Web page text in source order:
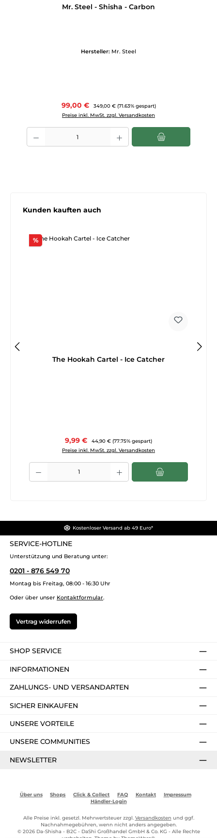
Mr. Steel - Shisha - Carbon
Hersteller: Mr. Steel
Verkaufspreis:
99,00 € Regulärer Preis:
349,00 € (71.63% gespart)
Preise inkl. MwSt. zzgl. Versandkosten
Produkt Anzahl: Gib den gewünschten Wert ein oder benutze die
Produktgalerie überspringen
Kunden kauften auch
%Rabatt
The Hookah Cartel - Ice Catcher
Verkaufspreis:
9,99 € Regulärer Preis:
44,90 € (77.75% gespart)
Preise inkl. MwSt. zzgl. Versandkosten
Produkt Anzahl: Gib den gewünschten Wert ein oder benutze die
Kostenloser Versand ab 49 Euro*
SERVICE-HOTLINE
Unterstützung und Beratung unter:
0201 - 876 549 70
Montag bis Freitag, 08:00 - 16:30 Uhr
Oder über unser Kontaktformular.
Vertrag widerrufen
SHOP SERVICE
INFORMATIONEN
ZAHLUNGS- UND VERSANDARTEN
SICHER EINKAUFEN
UNSERE VORTEILE
UNSERE COMMUNITIES
NEWSLETTER
Über uns Shops Click & Collect FAQ Kontakt
Impressum
Händler-Login
Alle Preise inkl. gesetzl. Mehrwertsteuer zzgl. Versandkosten und ggf.
Nachnahmegebühren, wenn nicht anders angegeben.
© 2026 Da-Shisha - B2C - DaShi Großhandel GmbH & Co. KG - Alle Rechte